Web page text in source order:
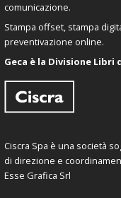
comunicazione.
Stampa offset, stampa
preventivazione online.
Geca è la Divisione Libri
Ciscra Spa è una società
di direzione e
Esse Grafica Srl